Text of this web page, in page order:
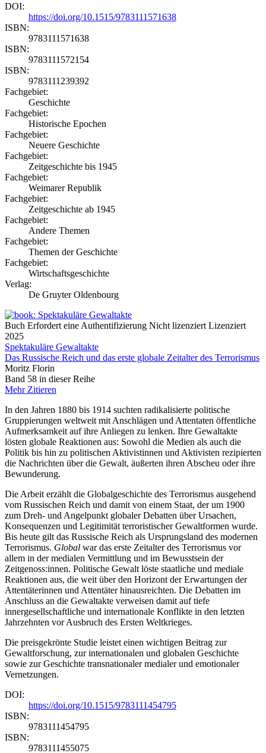
DOI:
https://doi.org/10.1515/9783111571638
ISBN:
9783111571638
ISBN:
9783111572154
ISBN:
9783111239392
Fachgebiet:
Geschichte
Fachgebiet:
Historische Epochen
Fachgebiet:
Neuere Geschichte
Fachgebiet:
Zeitgeschichte bis 1945
Fachgebiet:
Weimarer Republik
Fachgebiet:
Zeitgeschichte ab 1945
Fachgebiet:
Andere Themen
Fachgebiet:
Themen der Geschichte
Fachgebiet:
Wirtschaftsgeschichte
Verlag:
De Gruyter Oldenbourg
Buch Erfordert eine Authentifizierung Nicht lizenziert Lizenziert
2025
Spektakuläre Gewaltakte
Das Russische Reich und das erste globale Zeitalter des Terrorismus
Moritz Florin
Band 58 in dieser Reihe
Mehr Zitieren
In den Jahren 1880 bis 1914 suchten radikalisierte politische
Gruppierungen weltweit mit Anschlägen und Attentaten öffentliche
Aufmerksamkeit auf ihre Anliegen zu lenken. Ihre Gewaltakte
lösten globale Reaktionen aus: Sowohl die Medien als auch die
Politik bis hin zu politischen Aktivistinnen und Aktivisten rezipierten
die Nachrichten über die Gewalt, äußerten ihren Abscheu oder ihre
Bewunderung.
Die Arbeit erzählt die Globalgeschichte des Terrorismus ausgehend
vom Russischen Reich und damit von einem Staat, der um 1900
zum Dreh- und Angelpunkt globaler Debatten über Ursachen,
Konsequenzen und Legitimität terroristischer Gewaltformen wurde.
Bis heute gilt das Russische Reich als Ursprungsland des modernen
Terrorismus. Global war das erste Zeitalter des Terrorismus vor
allem in der medialen Vermittlung und im Bewusstsein der
Zeitgenoss:innen. Politische Gewalt löste staatliche und mediale
Reaktionen aus, die weit über den Horizont der Erwartungen der
Attentäterinnen und Attentäter hinausreichten. Die Debatten im
Anschluss an die Gewaltakte verweisen damit auf tiefe
innergesellschaftliche und internationale Konflikte in den letzten
Jahrzehnten vor Ausbruch des Ersten Weltkrieges.
Die preisgekrönte Studie leistet einen wichtigen Beitrag zur
Gewaltforschung, zur internationalen und globalen Geschichte
sowie zur Geschichte transnationaler medialer und emotionaler
Vernetzungen.
DOI:
https://doi.org/10.1515/9783111454795
ISBN:
9783111454795
ISBN:
9783111455075